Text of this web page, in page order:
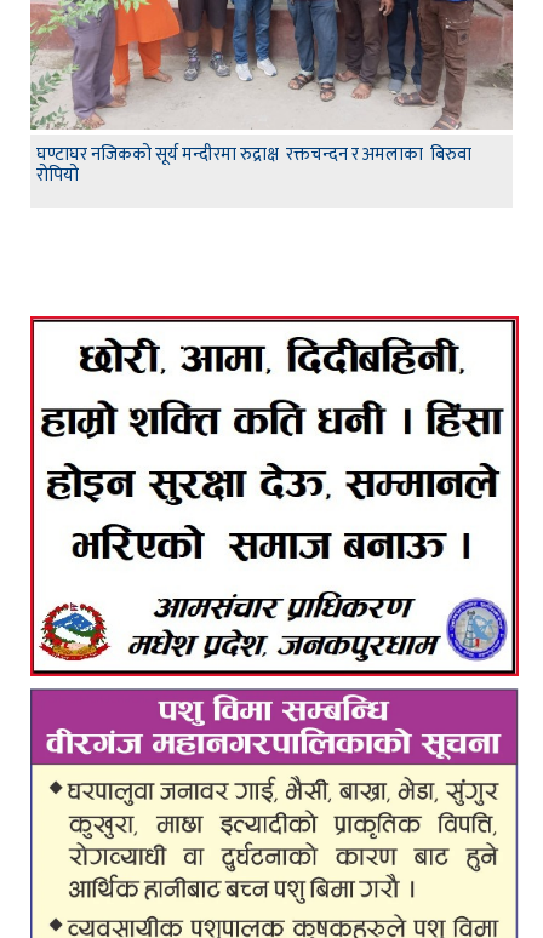
घण्टाघर नजिकको सूर्य मन्दीरमा रुद्राक्ष रक्तचन्दन र अमलाका बिरुवा
रोपियो